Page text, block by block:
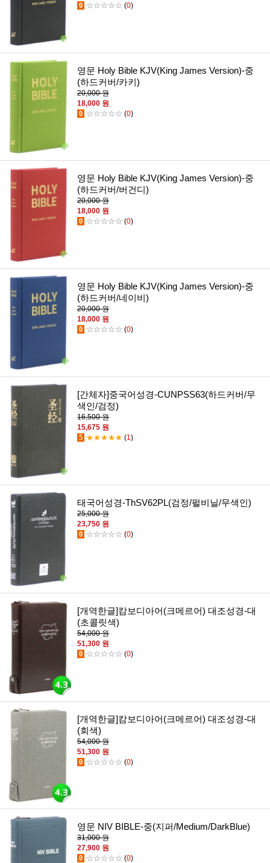
0 ☆☆☆☆☆ (0)
영문 Holy Bible KJV(King James Version)-중
(하드커버/카키)
20,000 원
18,000 원
0 ☆☆☆☆☆ (0)
영문 Holy Bible KJV(King James Version)-중
(하드커버/버건디)
20,000 원
18,000 원
0 ☆☆☆☆☆ (0)
영문 Holy Bible KJV(King James Version)-중
(하드커버/네이비)
20,000 원
18,000 원
0 ☆☆☆☆☆ (0)
[간체자]중국어성경-CUNPSS63(하드커버/무
색인/검정)
16,500 원
15,675 원
5 ★★★★★ (1)
태국어성경-ThSV62PL(검정/펄비닐/무색인)
25,000 원
23,750 원
0 ☆☆☆☆☆ (0)
[개역한글]캄보디아어(크메르어) 대조성경-대
(초콜릿색)
54,000 원
51,300 원
0 ☆☆☆☆☆ (0)
[개역한글]캄보디아어(크메르어) 대조성경-대
(회색)
54,000 원
51,300 원
0 ☆☆☆☆☆ (0)
영문 NIV BIBLE-중(지퍼/Medium/DarkBlue)
31,000 원
27,900 원
0 ☆☆☆☆☆ (0)